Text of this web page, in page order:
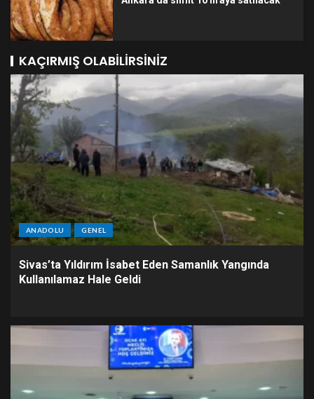
KAÇIRMIŞ OLABILIRSINIZ
ANADOLU GENEL
Sivas’ta Yıldırım İsabet Eden Samanlık Yangında
Kullanılamaz Hale Geldi